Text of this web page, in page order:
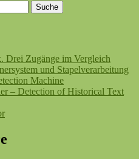
Suche
Drei Zugänge im Vergleich
und Stapelverarbeitung
Machine
– Detection of Historical Text